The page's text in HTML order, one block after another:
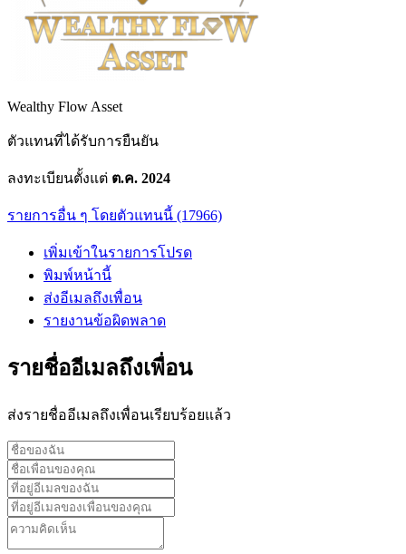
Wealthy Flow Asset
ตัวแทนที่ได้รับการยืนยัน
ลงทะเบียนตั้งแต่ ต.ค. 2024
รายการอื่น ๆ โดยตัวแทนนี้ (17966)
เพิ่มเข้าในรายการโปรด
พิมพ์หน้านี้
ส่งอีเมลถึงเพื่อน
รายงานข้อผิดพลาด
รายชื่ออีเมลถึงเพื่อน
ส่งรายชื่ออีเมลถึงเพื่อนเรียบร้อยแล้ว